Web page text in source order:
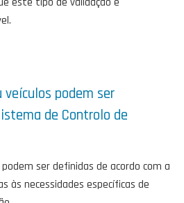
veículos podem ser
de Controlo de
ser definidas de acordo com a
às necessidades específicas de